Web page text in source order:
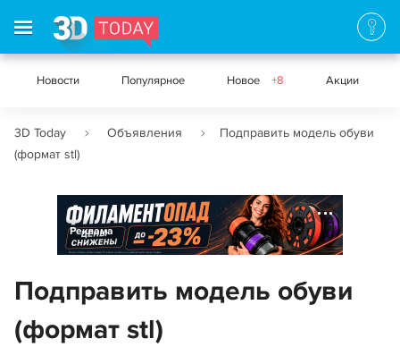
Новости Популярное Новое +8 Акции
3D Today Объявления
Подправить модель обуви
(формат stl)
Реклама
Подправить модель обуви
(формат stl)